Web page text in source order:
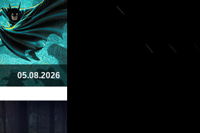
05.08.2026